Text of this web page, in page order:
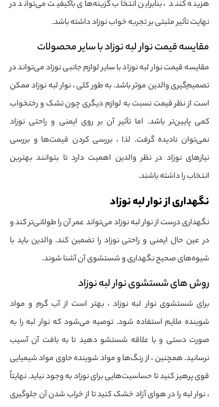
هزینه کنند ، بنابراین انتخاب گزینه‌های باکیفیت می‌تواند در
نهایت تأثیر مثبتی بر تجربه خواب نوزاد داشته باشد.
مقایسه قیمت نوار لبه نوزاد با سایر محصولات
مقایسه قیمت نوار لبه نوزاد با سایر لوازم جانبی نوزاد می‌تواند در
تصمیم‌گیری والدین موثر باشد. به طور کلی ، نوار لبه نوزاد ممکن
است از نظر قیمت نسبت به لوازم دیگری چون تشک و رختخواب
کمی پایین‌تر باشد. اما تأثیر آن بر روی ایمنی و راحتی نوزاد
نمی‌توان نادیده گرفت. لذا ، بررسی کردن قیمت‌ها و بررسی
نیازهای نوزاد در نظر والدین اهمیت دارد تا بتوانند بهترین
انتخاب را داشته باشند.
نگهداری از نوار لبه نوزاد
نگهداری درست از نوار لبه نوزاد می‌تواند عمر آن را طولانی‌تر کند و
در عین حال ایمنی و راحتی نوزاد را تضمین کند. والدین باید با
شیوه‌های صحیح نگهداری و شستشوی آن آشنا شوند.
روش های شستشوی نوار لبه نوزاد
برای شستشوی نوار لبه نوزاد ، بهتر است از آب گرم و مواد
شوینده ملایم استفاده شود. توصیه می‌شود که نوار لبه را به
صورت دستی و با علاقه شستشو دهید تا به بافت آن آسیب
نرسانید. همچنین ، از رنگ‌ها و مواد شوینده حاوی مواد شیمیایی
قوی پرهیز کنید تا حساسیت‌هایی برای نوزاد به وجود نیاید. نهایتاً
، نوار لبه را در هوای آزاد خشک کنید تا از خراب شدن آن جلوگیری